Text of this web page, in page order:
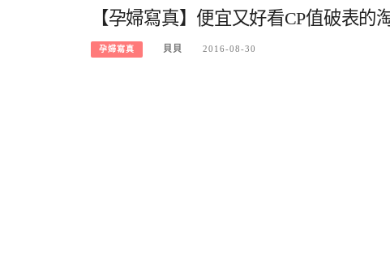
【孕婦寫真】便宜又好看CP值破表的
孕婦寫真 貝貝 2016-08-30